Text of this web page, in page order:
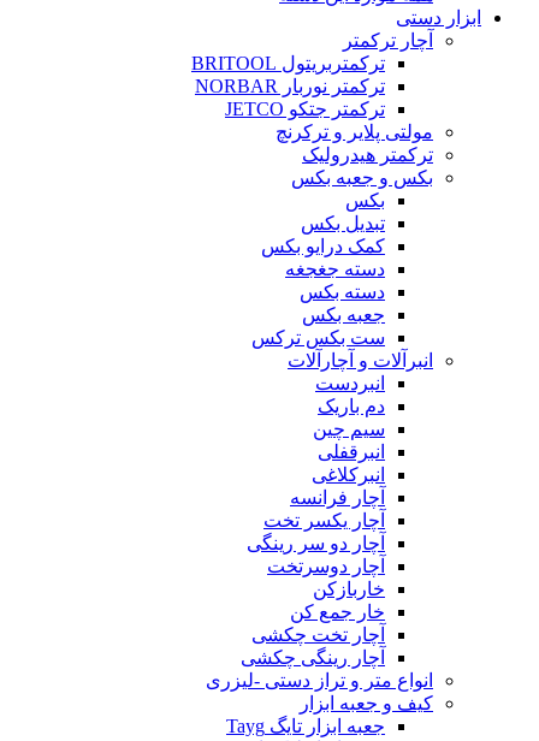
ابزار دستی
آچار ترکمتر
ترکمتربریتول BRITOOL
ترکمتر نوربار NORBAR
ترکمتر جتکو JETCO
مولتی پلایر و ترکرنچ
ترکمتر هیدرولیک
بکس و جعبه بکس
بکس
تبدیل بکس
کمک درایو بکس
دسته جغجغه
دسته بکس
جعبه بکس
ست بکس ترکس
انبرآلات و آچارآلات
انبردست
دم باریک
سیم چین
انبرقفلی
انبرکلاغی
آچار فرانسه
آچار یکسر تخت
آچار دو سر رینگی
آچار دوسرتخت
خاربازکن
خار جمع کن
آچار تخت چکشی
آچار رینگی چکشی
انواع متر و تراز دستی -لیزری
کیف و جعبه ابزار
جعبه ابزار تایگ Tayg